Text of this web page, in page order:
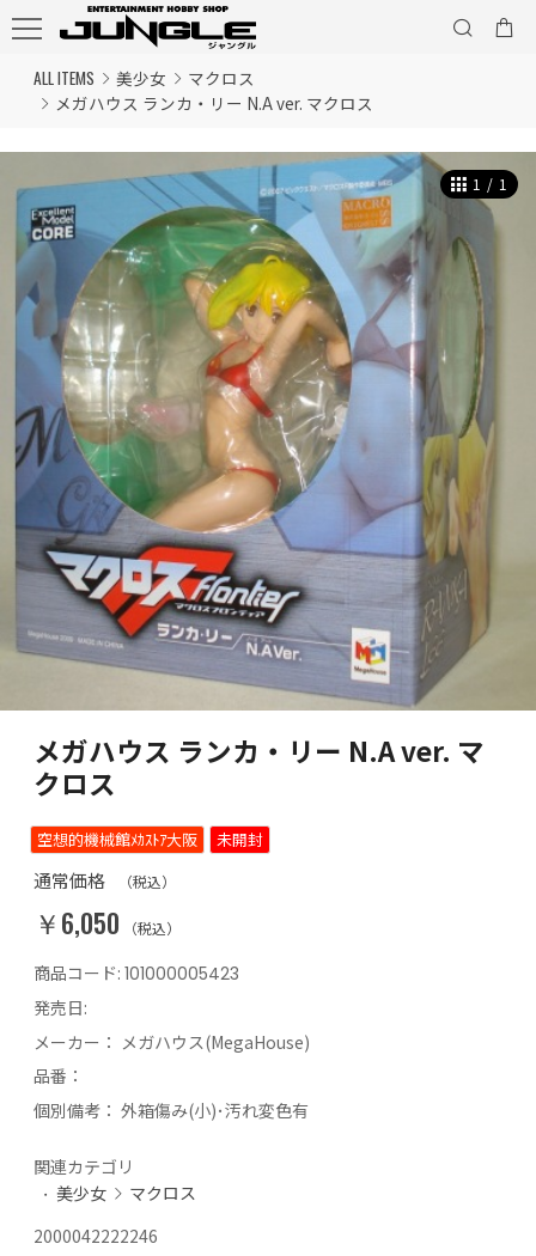
ALL ITEMS 美少女
マクロス
メガハウス ランカ・リー N.A ver. マクロス
1 / 1
メガハウス ランカ・リー N.A ver. マ
クロス
空想的機械館ﾒｶｽﾄｱ大阪 未開封
通常価格 （税込）
￥6,050 （税込）
商品コード: 101000005423
発売日:
メーカー： メガハウス(MegaHouse)
品番：
個別備考： 外箱傷み(小)･汚れ変色有
関連カテゴリ
美少女
マクロス
2000042222246